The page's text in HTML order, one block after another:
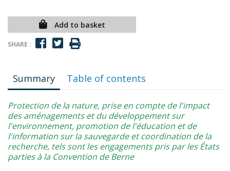
Add to basket
SHARE :
Summary Table of contents
Protection de la nature, prise en compte de l'impact
des aménagements et du développement sur
l'environnement, promotion de l'éducation et de
l'information sur la sauvegarde et coordination de la
recherche, tels sont les engagements pris par les États
parties à la Convention de Berne